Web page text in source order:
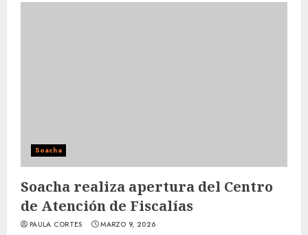
Soacha
Soacha realiza apertura del Centro
de Atención de Fiscalías
PAULA CORTES MARZO 9, 2026